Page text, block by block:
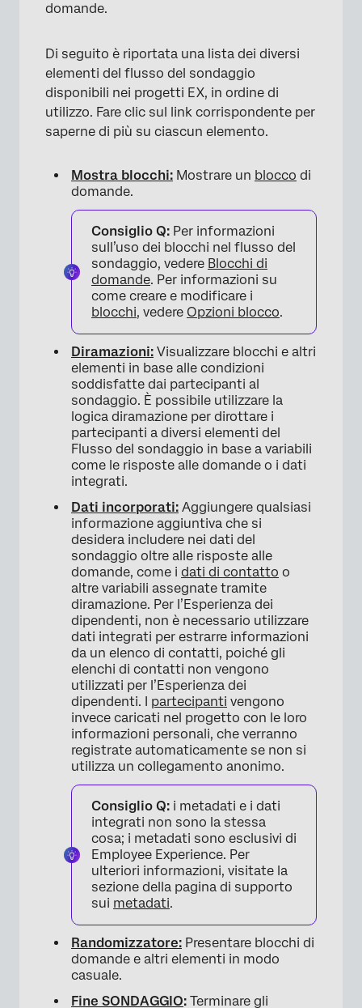
domande.
Di seguito è riportata una lista dei diversi
elementi del flusso del sondaggio
disponibili nei progetti EX, in ordine di
utilizzo. Fare clic sul link corrispondente per
saperne di più su ciascun elemento.
Mostra blocchi: Mostrare un blocco di
domande.
Consiglio Q: Per informazioni
sull’uso dei blocchi nel flusso del
sondaggio, vedere Blocchi di
domande. Per informazioni su
come creare e modificare i
blocchi, vedere Opzioni blocco.
Diramazioni: Visualizzare blocchi e altri
elementi in base alle condizioni
soddisfatte dai partecipanti al
sondaggio. È possibile utilizzare la
logica diramazione per dirottare i
partecipanti a diversi elementi del
Flusso del sondaggio in base a variabili
come le risposte alle domande o i dati
integrati.
Dati incorporati: Aggiungere qualsiasi
informazione aggiuntiva che si
desidera includere nei dati del
sondaggio oltre alle risposte alle
domande, come i dati di contatto o
altre variabili assegnate tramite
diramazione. Per l’Esperienza dei
dipendenti, non è necessario utilizzare
dati integrati per estrarre informazioni
da un elenco di contatti, poiché gli
elenchi di contatti non vengono
utilizzati per l’Esperienza dei
dipendenti. I partecipanti vengono
invece caricati nel progetto con le loro
informazioni personali, che verranno
registrate automaticamente se non si
utilizza un collegamento anonimo.
Consiglio Q: i metadati e i dati
integrati non sono la stessa
cosa; i metadati sono esclusivi di
Employee Experience. Per
ulteriori informazioni, visitate la
sezione della pagina di supporto
sui metadati.
Randomizzatore: Presentare blocchi di
domande e altri elementi in modo
casuale.
Fine SONDAGGIO: Terminare gli